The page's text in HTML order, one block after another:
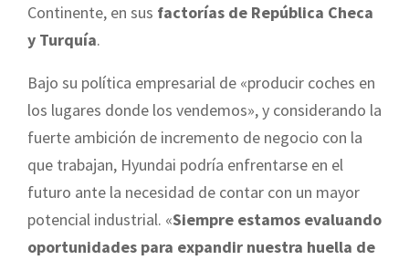
Continente, en sus factorías de República Checa
y Turquía.
Bajo su política empresarial de «producir coches en
los lugares donde los vendemos», y considerando la
fuerte ambición de incremento de negocio con la
que trabajan, Hyundai podría enfrentarse en el
futuro ante la necesidad de contar con un mayor
potencial industrial. «Siempre estamos evaluando
oportunidades para expandir nuestra huella de